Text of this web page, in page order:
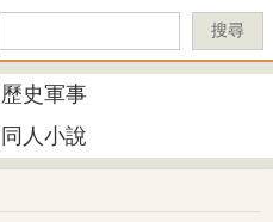
搜尋
歷史軍事
同人小說